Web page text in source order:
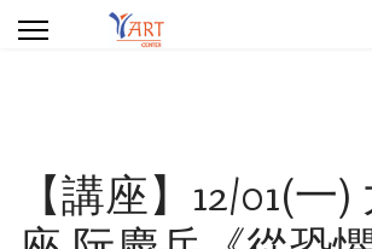
【講座】12/01(一